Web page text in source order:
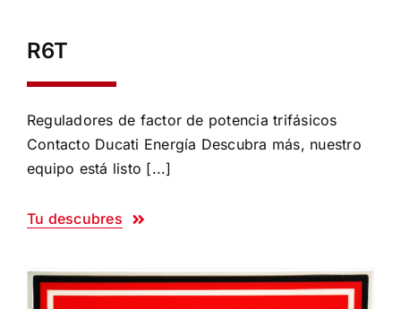
R6T
Reguladores de factor de potencia trifásicos
Contacto Ducati Energía Descubra más, nuestro
equipo está listo [...]
Tu descubres